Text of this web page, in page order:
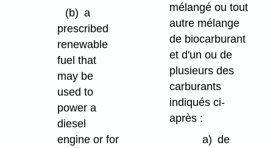
(b) a
prescribed
renewable
fuel that
may be
used to
power a
diesel
engine or for
mélangé ou tout
autre mélange
de biocarburant
et d'un ou de
plusieurs des
carburants
indiqués ci-
après :
a) de